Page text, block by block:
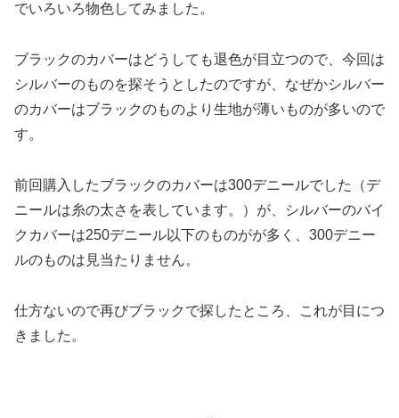
でいろいろ物色してみました。
ブラックのカバーはどうしても退色が目立つので、今回は
シルバーのものを探そうとしたのですが、なぜかシルバー
のカバーはブラックのものより生地が薄いものが多いので
す。
前回購入したブラックのカバーは300デニールでした（デ
ニールは糸の太さを表しています。）が、シルバーのバイ
クカバーは250デニール以下のものがが多く、300デニー
ルのものは見当たりません。
仕方ないので再びブラックで探したところ、これが目につ
きました。